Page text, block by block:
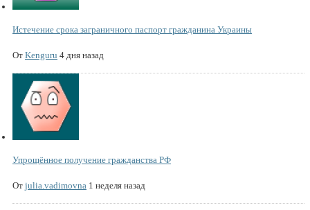
Истечение срока заграничного паспорт гражданина Украины
От Kenguru 4 дня назад
Упрощённое получение гражданства РФ
От julia.vadimovna 1 неделя назад